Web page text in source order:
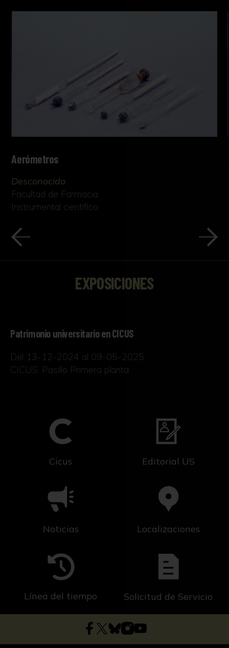
Aerómetros
Desconocido
Facultad de Farmacia
Instrumental científico
EXPOSICIONES
Patrimonio universitario en CICUS
Del 13-12-2024 al 09-05-2025
CICUS. Pasillo Primera planta
Cicus Editorial US
Noticias Localizaciones
Línea del tiempo Solicitud de Servicio